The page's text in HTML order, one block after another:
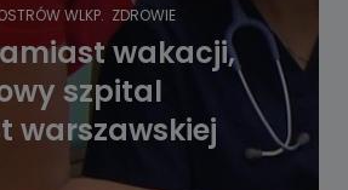
WLKP. ZDROWIE
wakacji,
szpital
warszawskiej